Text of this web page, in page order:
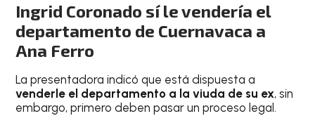
Ingrid Coronado sí le vendería el
departamento de Cuernavaca a
Ana Ferro
La presentadora indicó que está dispuesta a
venderle el departamento a la viuda de su ex, sin
embargo, primero deben pasar un proceso legal.